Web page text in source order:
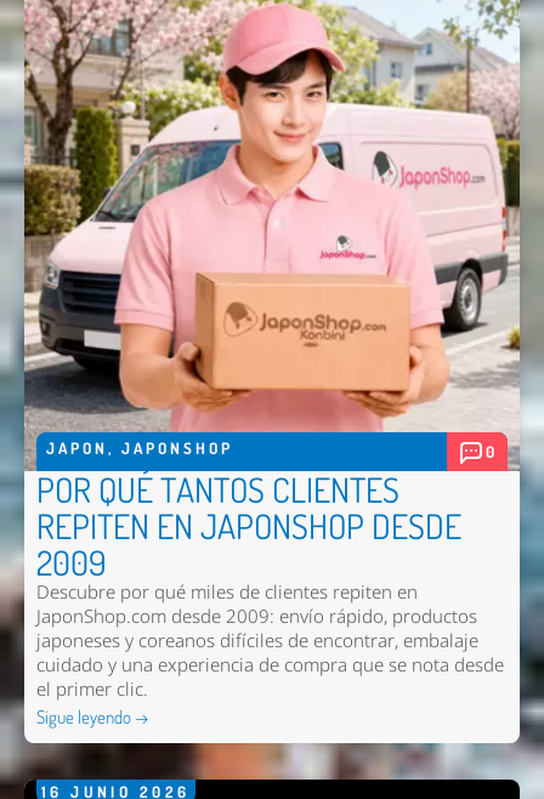
JAPON , JAPONSHOP 0
POR QUÉ TANTOS CLIENTES
REPITEN EN JAPONSHOP DESDE
2009
Descubre por qué miles de clientes repiten en
JaponShop.com desde 2009: envío rápido, productos
japoneses y coreanos difíciles de encontrar, embalaje
cuidado y una experiencia de compra que se nota desde
el primer clic.
Sigue leyendo →
16 JUNIO 2026